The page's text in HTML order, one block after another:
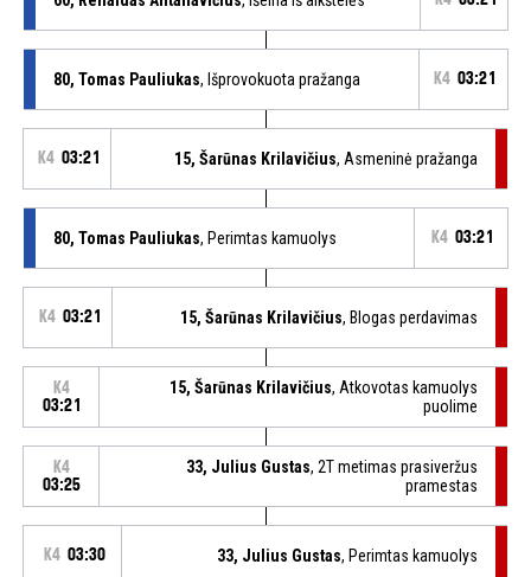
80, Tomas Pauliukas, Išprovokuota pražanga K4 03:21
K4 03:21 15, Šarūnas Krilavičius, Asmeninė pražanga
80, Tomas Pauliukas, Perimtas kamuolys K4 03:21
K4 03:21 15, Šarūnas Krilavičius, Blogas perdavimas
K4
03:21
15, Šarūnas Krilavičius, Atkovotas kamuolys
puolime
K4
03:25
33, Julius Gustas, 2T metimas prasiveržus
pramestas
K4 03:30 33, Julius Gustas, Perimtas kamuolys